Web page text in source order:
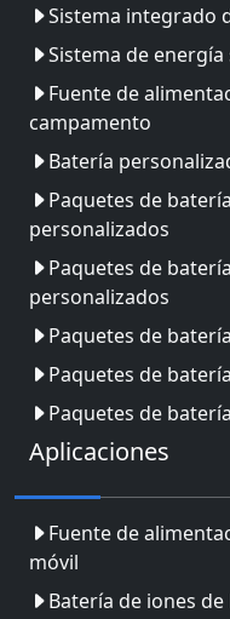
Sistema integrado
Sistema de
Fuente de
campamento
Batería
Paquetes de
personalizados
Paquetes de
personalizados
Paquetes de
Paquetes de
Paquetes de
Aplicaciones
Fuente de
móvil
Batería de iones